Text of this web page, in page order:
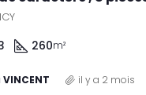
260m²
il y a 2 mois